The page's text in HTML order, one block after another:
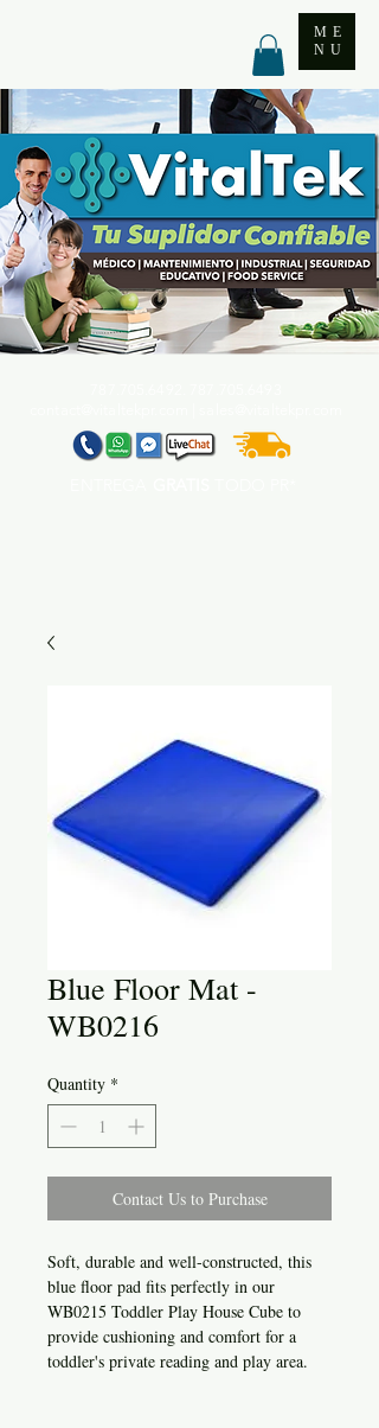
ME
NU
Blue Floor Mat -
WB0216
Quantity *
Contact Us to Purchase
Soft, durable and well-constructed, this
blue floor pad fits perfectly in our
WB0215 Toddler Play House Cube to
provide cushioning and comfort for a
toddler's private reading and play area.